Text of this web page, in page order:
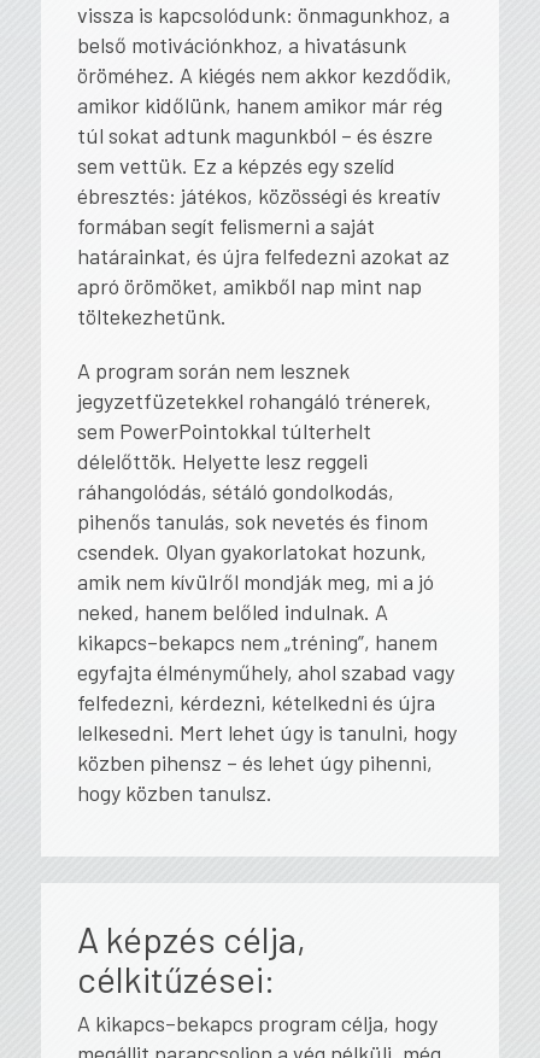
vissza is kapcsolódunk: önmagunkhoz, a
belső motivációnkhoz, a hivatásunk
öröméhez. A kiégés nem akkor kezdődik,
amikor kidőlünk, hanem amikor már rég
túl sokat adtunk magunkból – és észre
sem vettük. Ez a képzés egy szelíd
ébresztés: játékos, közösségi és kreatív
formában segít felismerni a saját
határainkat, és újra felfedezni azokat az
apró örömöket, amikből nap mint nap
töltekezhetünk.
A program során nem lesznek
jegyzetfüzetekkel rohangáló trénerek,
sem PowerPointokkal túlterhelt
délelőttök. Helyette lesz reggeli
ráhangolódás, sétáló gondolkodás,
pihenős tanulás, sok nevetés és finom
csendek. Olyan gyakorlatokat hozunk,
amik nem kívülről mondják meg, mi a jó
neked, hanem belőled indulnak. A
kikapcs–bekapcs nem „tréning”, hanem
egyfajta élményműhely, ahol szabad vagy
felfedezni, kérdezni, kételkedni és újra
lelkesedni. Mert lehet úgy is tanulni, hogy
közben pihensz – és lehet úgy pihenni,
hogy közben tanulsz.
A képzés célja,
célkitűzései:
A kikapcs–bekapcs program célja, hogy